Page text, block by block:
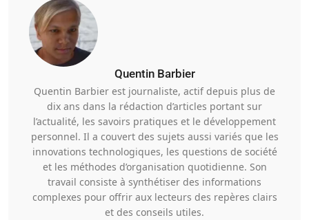
Quentin Barbier
Quentin Barbier est journaliste, actif depuis plus de
dix ans dans la rédaction d’articles portant sur
l’actualité, les savoirs pratiques et le développement
personnel. Il a couvert des sujets aussi variés que les
innovations technologiques, les questions de société
et les méthodes d’organisation quotidienne. Son
travail consiste à synthétiser des informations
complexes pour offrir aux lecteurs des repères clairs
et des conseils utiles.